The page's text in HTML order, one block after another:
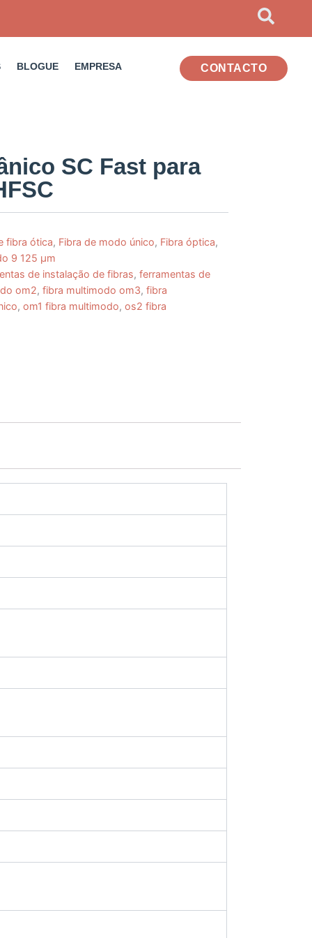
BLOGUE EMPRESA CONTACTO
SC Fast para
fibra ótica, Fibra de modo único, Fibra óptica,
9 125 µm
de instalação de fibras, ferramentas de
om2, fibra multimodo om3, fibra
, om1 fibra multimodo, os2 fibra